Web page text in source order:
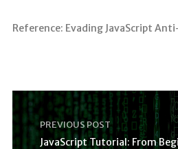
Reference: Evading JavaScript
PREVIOUS POST
JavaScript Tutorial: From